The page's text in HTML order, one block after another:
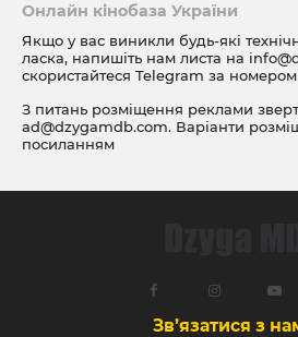
Онлайн кінобаза України
Якщо у вас виникли будь-які
ласка, напишіть нам листа на
скористайтеся Telegram за номером
З питань розміщення реклами
ad@dzygamdb.com. Варіанти
посиланням
Зв’язатися з